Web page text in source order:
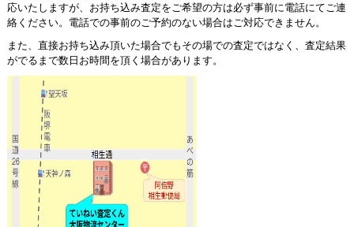
応いたしますが、お持ち込み査定をご希望の方は必ず事前に電話にてご連
絡ください。電話での事前のご予約のない場合はご対応できません。
また、直接お持ち込み頂いた場合でもその場での査定ではなく、査定結果
がでるまで数日お時間を頂く場合があります。